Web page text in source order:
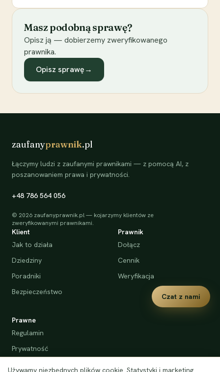
Masz podobną sprawę?
Opisz ją — dobierzemy zweryfikowanego
prawnika.
Opisz sprawę→
zaufanyprawnik.pl
Łączymy ludzi z zaufanymi prawnikami — z pomocą AI, z
poszanowaniem prawa i prywatności.
+48 786 564 056
© 2026 zaufanyprawnik.pl — kojarzymy klientów ze
zweryfikowanymi prawnikami.
Klient
Jak to działa
Dziedziny
Poradniki
Bezpieczeństwo
Prawnik
Dołącz
Cennik
Weryfikacja
Prawne
Regulamin
Prywatność
Czat z nami
Używamy niezbędnych plików cookie. Statystyki i marketing